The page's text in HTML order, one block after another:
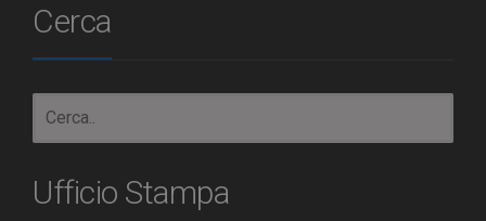
Cerca
Ufficio Stampa